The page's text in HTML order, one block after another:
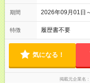
期間 2026年09月01
特徴 履歴書不要
気になる！
掲載元企業名